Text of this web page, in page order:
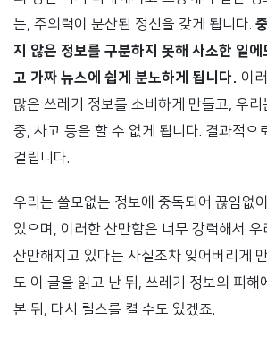
는, 주의력이 분산된 정신을 갖게 됩니다.
지 않은 정보를 구분하지 못해 사소한 일
고 가짜 뉴스에 쉽게 분노하게 됩니다. 이
많은 쓰레기 정보를 소비하게 만들고, 우리
중, 사고 등을 할 수 없게 됩니다. 결과적으
걸립니다.
우리는 쓸모없는 정보에 중독되어 끊임없
있으며, 이러한 산만함은 너무 강력해서
산만해지고 있다는 사실조차 잊어버리게
도 이 글을 읽고 난 뒤, 쓰레기 정보의 피해
본 뒤, 다시 릴스를 켤 수도 있겠죠.